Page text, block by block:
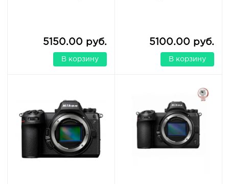
5150.00 руб.
В корзину
5100.00 руб.
В корзину